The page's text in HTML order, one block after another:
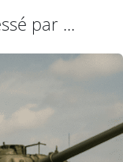
par ...